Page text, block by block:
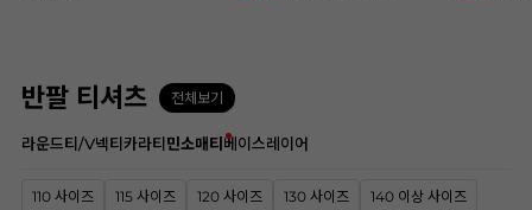
반팔 티셔츠 전체보기
라운드티/V넥티카라티민소매티베이스레이어
110 사이즈 115 사이즈 120 사이즈 130 사이즈 140 이상 사이즈